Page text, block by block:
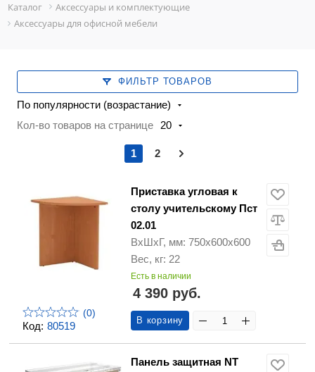
Каталог
Аксессуары и комплектующие
Аксессуары для офисной мебели
ФИЛЬТР ТОВАРОВ
По популярности (возрастание)
Кол-во товаров на странице
20
1 2
Код: 80519
(0)
Приставка угловая к
столу учительскому Пст
02.01
ВхШхГ, мм: 750х600х600
Вес, кг: 22
Есть в наличии
4 390 руб.
В корзину
Панель защитная NT